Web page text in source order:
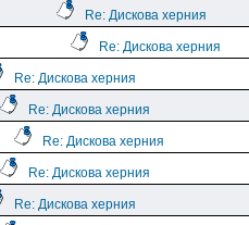
Re: Дискова херния
Re: Дискова херния
Re: Дискова херния
Re: Дискова херния
Re: Дискова херния
Re: Дискова херния
Re: Дискова херния